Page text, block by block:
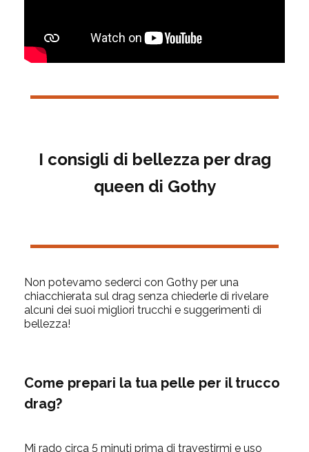
I consigli di bellezza per drag
queen di Gothy
Non potevamo sederci con Gothy per una
chiacchierata sul drag senza chiederle di rivelare
alcuni dei suoi migliori trucchi e suggerimenti di
bellezza!
Come prepari la tua pelle per il trucco
drag?
Mi rado circa 5 minuti prima di travestirmi e uso